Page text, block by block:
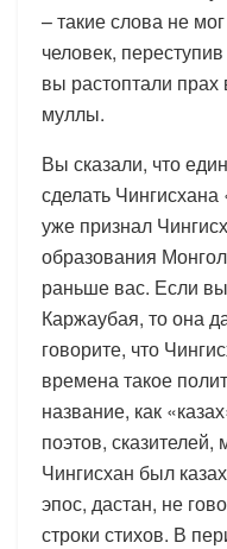
– такие слова не
человек,
вы растоптали прах
муллы.
Вы сказали, что
сделать
уже признал
образования
раньше вас. Если
Каржаубая, то она
говорите, что
времена такое
название, как
поэтов,
Чингисхан был
эпос, дастан, не
строки стихов. В